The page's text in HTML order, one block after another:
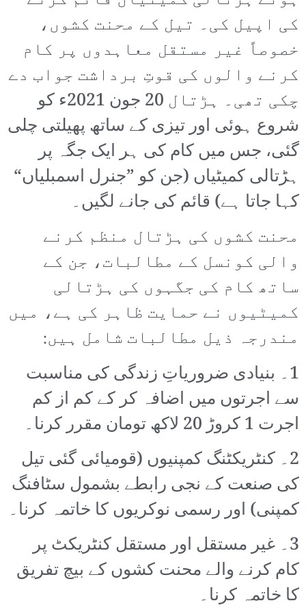
کی اپیل کی۔ تیل کے محنت کشوں،
خصوصاً غیر مستقل معاہدوں پر کام
کرنے والوں کی قوتِ برداشت جواب دے
چکی تھی۔ ہڑتال 20 جون 2021ء کو
شروع ہوئی اور تیزی کے ساتھ پھیلتی چلی
گئی، جس میں کام کی ہر ایک جگہ پر
ہڑتالی کمیٹیاں (جن کو ”جنرل اسمبلیاں“
کہا جاتا ہے) قائم کی جانے لگیں۔
محنت کشوں کی ہڑتال منظم کرنے
والی کونسل کے مطالبات، جن کے
ساتھ کام کی جگہوں کی ہڑتالی
کمیٹیوں نے حمایت ظاہر کی ہے، میں
مندرجہ ذیل مطالبات شامل ہیں:
1۔ بنیادی ضروریاتِ زندگی کی مناسبت
سے اجرتوں میں اضافہ کر کے کم از کم
اجرت 1 کروڑ 20 لاکھ تومان مقرر کرنا۔
2۔ کنٹریکٹنگ کمپنیوں (قومیائی گئی تیل
کی صنعت کے نجی رابطے بشمول سٹافنگ
کمپنی) اور رسمی نوکریوں کا خاتمہ کرنا۔
3۔ غیر مستقل اور مستقل کنٹریکٹ پر
کام کرنے والے محنت کشوں کے بیچ تفریق
کا خاتمہ کرنا۔